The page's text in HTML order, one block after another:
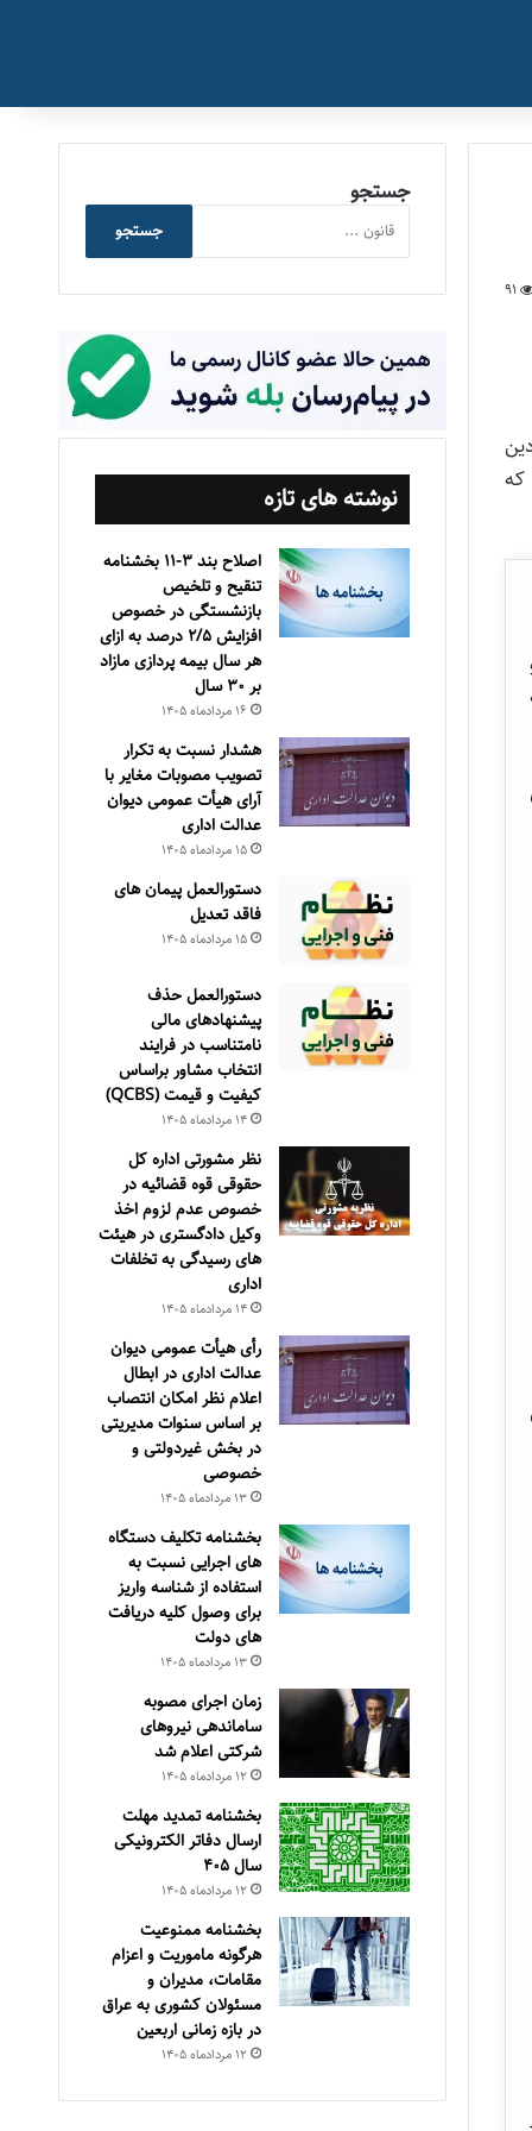
91
آن، مصوبه جلسه ۹۱۵ مورخ ۱۹ فروردین
سال ۱۴۰۵ می رساند که
جستجو
جستجو
نوشته های تازه
اصلاح بند ۳‏-۱۱ بخشنامه
تنقیح و تلخیص
بازنشستگی در خصوص
افزایش ۵‏‏‏‏‏‏‏‏‏/۲ درصد به ازای
هر سال بیمه پردازی مازاد
بر ۳۰‏ سال
۱۶ مرداد‌ماه ۱۴۰۵
هشدار نسبت به تکرار
تصویب مصوبات مغایر با
آرای هیأت عمومی دیوان
عدالت اداری
۱۵ مرداد‌ماه ۱۴۰۵
دستورالعمل پیمان های
فاقد تعدیل
۱۵ مرداد‌ماه ۱۴۰۵
دستورالعمل حذف
پيشنهادهای مالی
نامتناسب در فرايند
انتخاب مشاور براساس
كيفيت و قيمت (QCBS)
۱۴ مرداد‌ماه ۱۴۰۵
نظر مشورتی اداره کل
حقوقی قوه قضائیه در
خصوص عدم لزوم اخذ
وکیل دادگستری در هیئت
های رسیدگی به تخلفات
اداری
۱۴ مرداد‌ماه ۱۴۰۵
رأی هیأت عمومی دیوان
عدالت اداری در ابطال
اعلام نظر امکان انتصاب
بر اساس سنوات مدیریتی
در بخش غیردولتی و
خصوصی
۱۳ مرداد‌ماه ۱۴۰۵
بخشنامه تکلیف دستگاه
های اجرایی نسبت به
استفاده از شناسه واریز
برای وصول کلیه دریافت
های دولت
۱۳ مرداد‌ماه ۱۴۰۵
زمان اجرای مصوبه
ساماندهی نیروهای
شرکتی اعلام شد
۱۲ مرداد‌ماه ۱۴۰۵
بخشنامه تمدید مهلت
ارسال دفاتر الکترونیکی
سال ۴۰۵
۱۲ مرداد‌ماه ۱۴۰۵
بخشنامه ممنوعیت
هرگونه ماموریت و اعزام
مقامات، مدیران و
مسئولان کشوری به عراق
در بازه زمانی اربعین
۱۲ مرداد‌ماه ۱۴۰۵